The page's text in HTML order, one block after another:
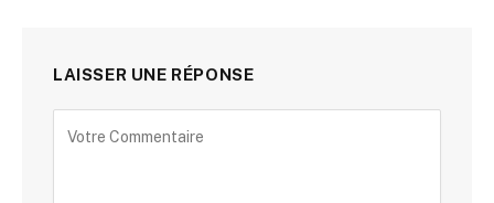
LAISSER UNE RÉPONSE